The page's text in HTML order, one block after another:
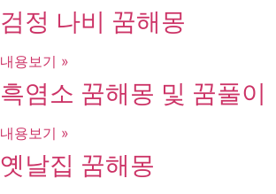
검정 나비 꿈해몽
내용보기 »
흑염소 꿈해몽 및 꿈풀이
내용보기 »
옛날집 꿈해몽